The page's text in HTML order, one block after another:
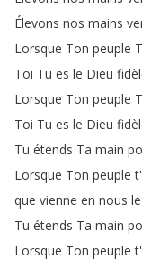
Élevons nos mains
Lorsque Ton peuple
Toi Tu es le Dieu
Lorsque Ton peuple
Toi Tu es le Dieu
Tu étends Ta main
Lorsque Ton peuple
que vienne en nous le
Tu étends Ta main
Lorsque Ton peuple